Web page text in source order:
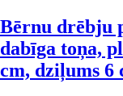
Bērnu drēbju
dabīga toņa,
cm, dziļums 6